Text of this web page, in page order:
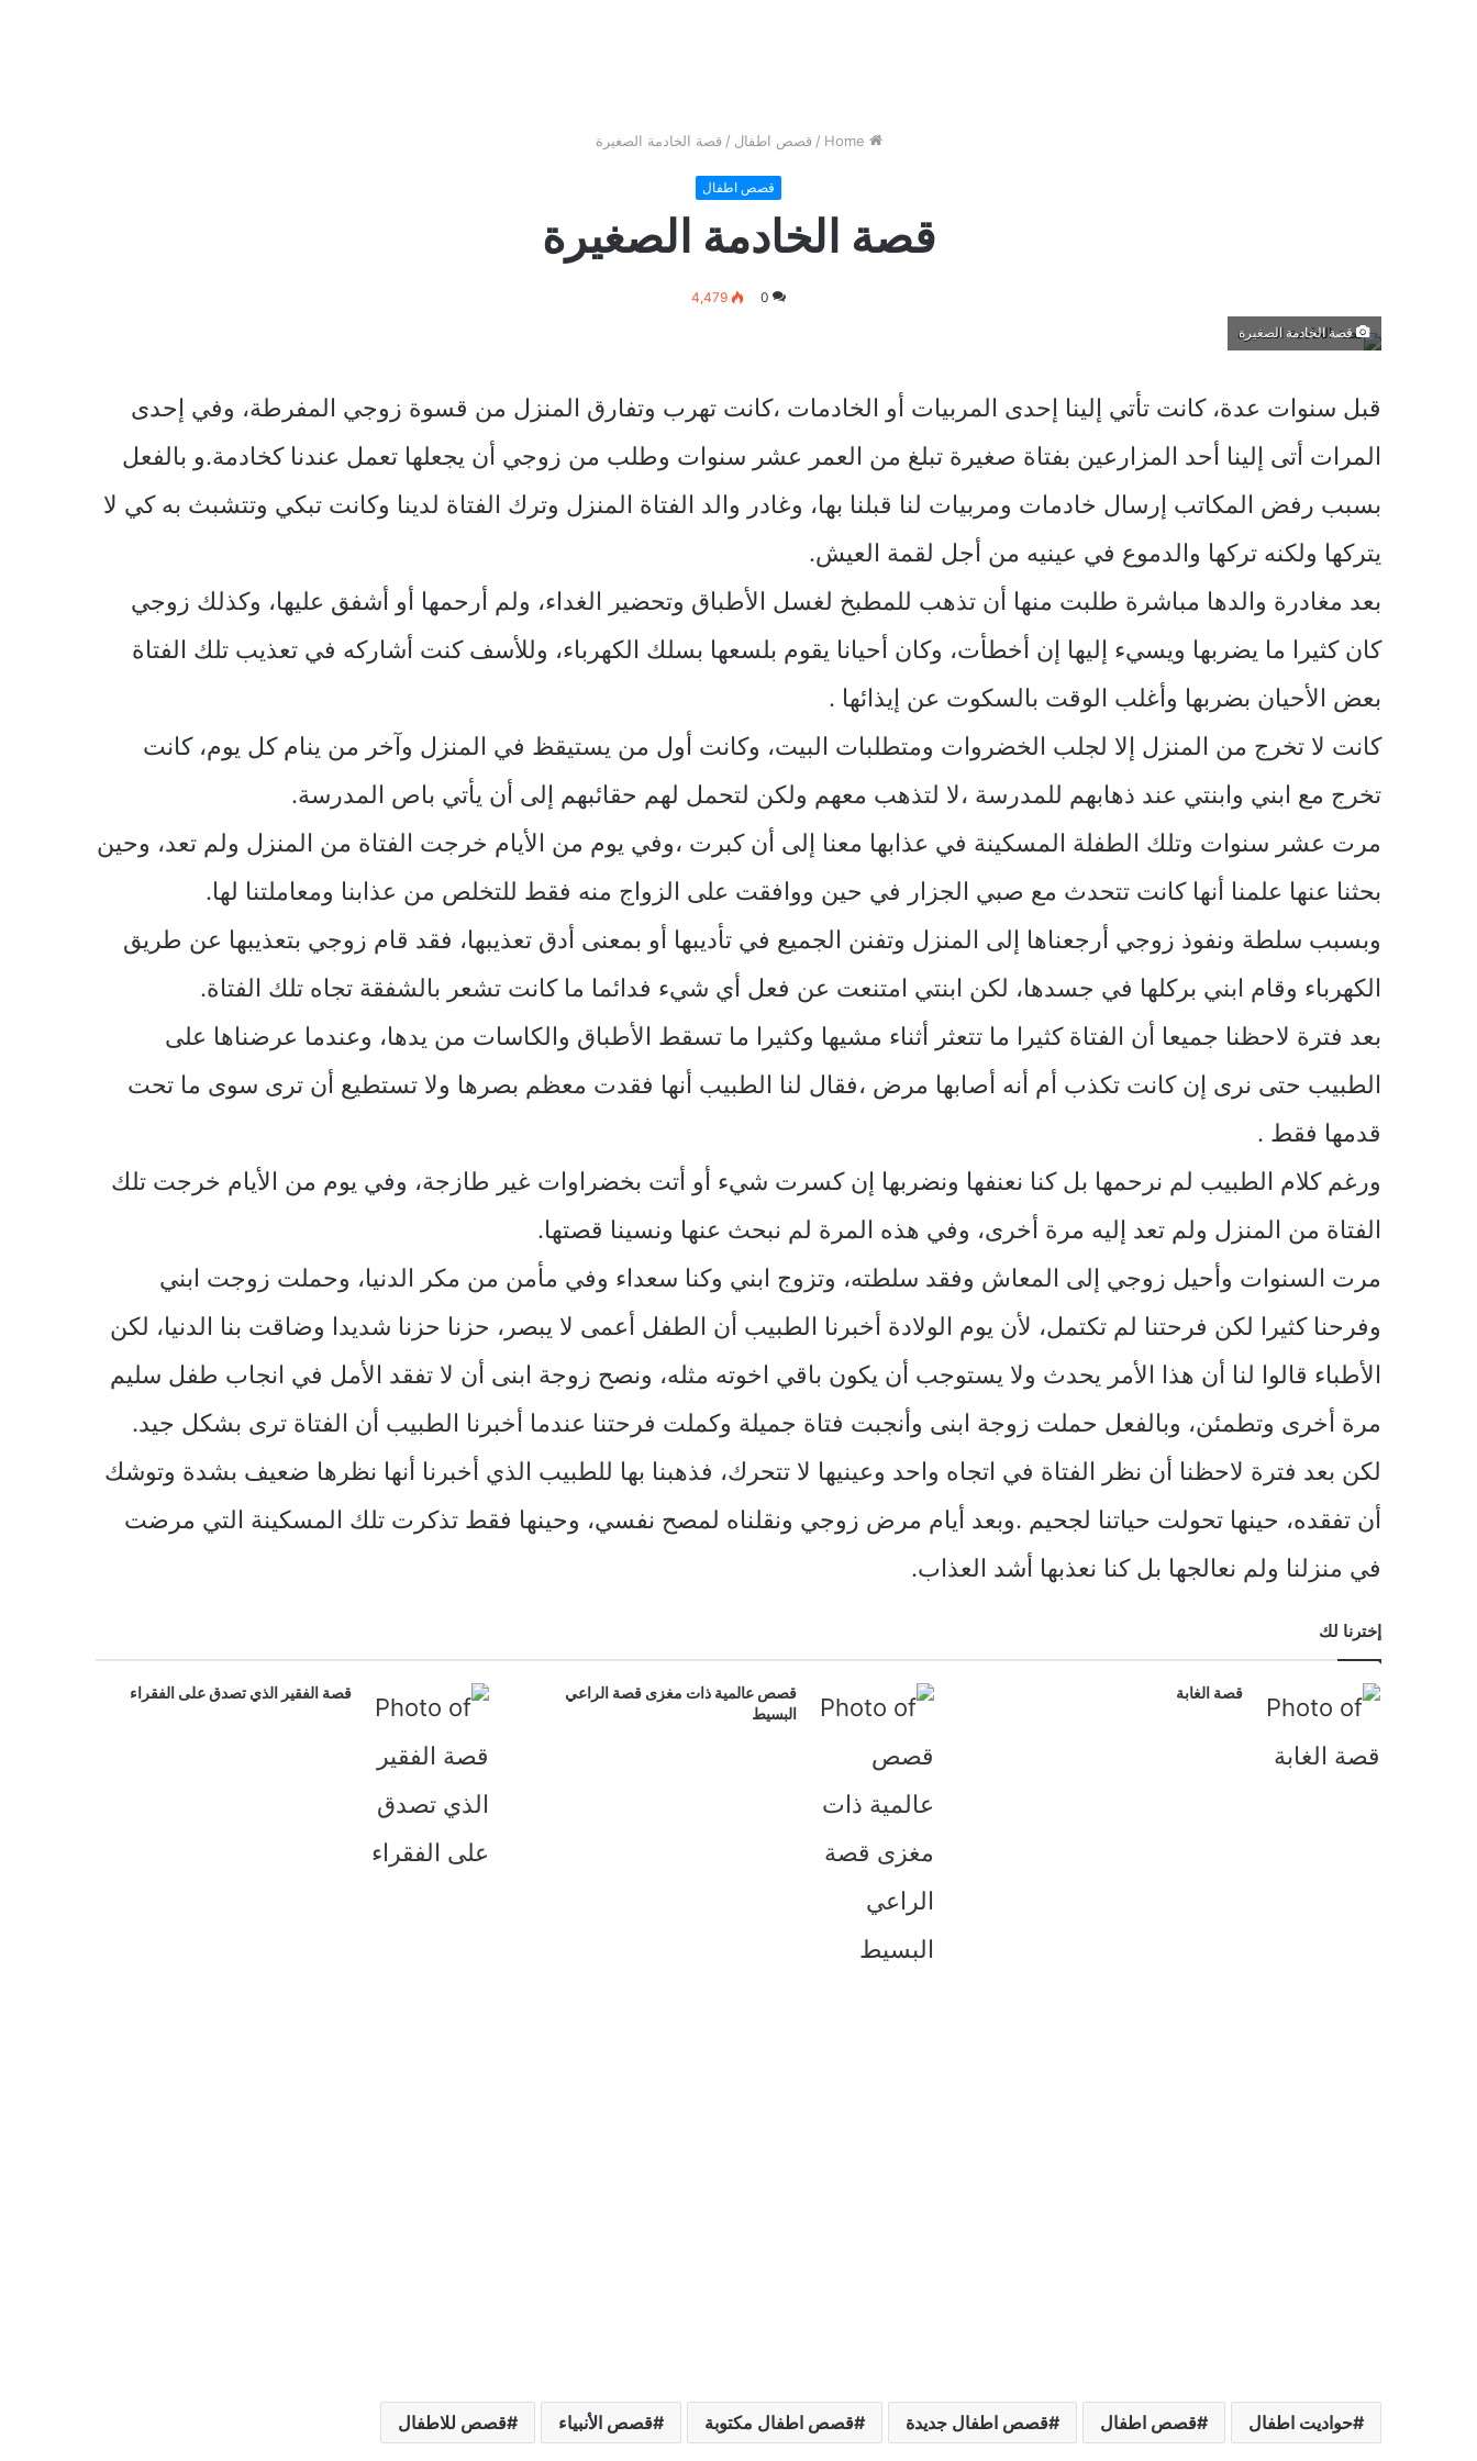
/ قصص اطفال / قصة الخادمة الصغيرة
قصص اطفال
قصة الخادمة الصغيرة
0
4,479
قصة الخادمة الصغيرة
قبل سنوات عدة، كانت تأتي إلينا إحدى المربيات أو الخادمات ،كانت تهرب وتفارق المنزل من قسوة زوجي المفرطة، وفي إحدى
المرات أتى إلينا أحد المزارعين بفتاة صغيرة تبلغ من العمر عشر سنوات وطلب من زوجي أن يجعلها تعمل عندنا كخادمة.و بالفعل
بسبب رفض المكاتب إرسال خادمات ومربيات لنا قبلنا بها، وغادر والد الفتاة المنزل وترك الفتاة لدينا وكانت تبكي وتتشبث به كي لا
يتركها ولكنه تركها والدموع في عينيه من أجل لقمة العيش.
بعد مغادرة والدها مباشرة طلبت منها أن تذهب للمطبخ لغسل الأطباق وتحضير الغداء، ولم أرحمها أو أشفق عليها، وكذلك زوجي
كان كثيرا ما يضربها ويسيء إليها إن أخطأت، وكان أحيانا يقوم بلسعها بسلك الكهرباء، وللأسف كنت أشاركه في تعذيب تلك الفتاة
بعض الأحيان بضربها وأغلب الوقت بالسكوت عن إيذائها .
كانت لا تخرج من المنزل إلا لجلب الخضروات ومتطلبات البيت، وكانت أول من يستيقظ في المنزل وآخر من ينام كل يوم، كانت
تخرج مع ابني وابنتي عند ذهابهم للمدرسة ،لا لتذهب معهم ولكن لتحمل لهم حقائبهم إلى أن يأتي باص المدرسة.
مرت عشر سنوات وتلك الطفلة المسكينة في عذابها معنا إلى أن كبرت ،وفي يوم من الأيام خرجت الفتاة من المنزل ولم تعد، وحين
بحثنا عنها علمنا أنها كانت تتحدث مع صبي الجزار في حين ووافقت على الزواج منه فقط للتخلص من عذابنا ومعاملتنا لها.
وبسبب سلطة ونفوذ زوجي أرجعناها إلى المنزل وتفنن الجميع في تأديبها أو بمعنى أدق تعذيبها، فقد قام زوجي بتعذيبها عن طريق
الكهرباء وقام ابني بركلها في جسدها، لكن ابنتي امتنعت عن فعل أي شيء فدائما ما كانت تشعر بالشفقة تجاه تلك الفتاة.
بعد فترة لاحظنا جميعا أن الفتاة كثيرا ما تتعثر أثناء مشيها وكثيرا ما تسقط الأطباق والكاسات من يدها، وعندما عرضناها على
الطبيب حتى نرى إن كانت تكذب أم أنه أصابها مرض ،فقال لنا الطبيب أنها فقدت معظم بصرها ولا تستطيع أن ترى سوى ما تحت
قدمها فقط .
ورغم كلام الطبيب لم نرحمها بل كنا نعنفها ونضربها إن كسرت شيء أو أتت بخضراوات غير طازجة، وفي يوم من الأيام خرجت تلك
الفتاة من المنزل ولم تعد إليه مرة أخرى، وفي هذه المرة لم نبحث عنها ونسينا قصتها.
مرت السنوات وأحيل زوجي إلى المعاش وفقد سلطته، وتزوج ابني وكنا سعداء وفي مأمن من مكر الدنيا، وحملت زوجت ابني
وفرحنا كثيرا لكن فرحتنا لم تكتمل، لأن يوم الولادة أخبرنا الطبيب أن الطفل أعمى لا يبصر، حزنا حزنا شديدا وضاقت بنا الدنيا، لكن
الأطباء قالوا لنا أن هذا الأمر يحدث ولا يستوجب أن يكون باقي اخوته مثله، ونصح زوجة ابنى أن لا تفقد الأمل في انجاب طفل سليم
مرة أخرى وتطمئن، وبالفعل حملت زوجة ابنى وأنجبت فتاة جميلة وكملت فرحتنا عندما أخبرنا الطبيب أن الفتاة ترى بشكل جيد.
لكن بعد فترة لاحظنا أن نظر الفتاة في اتجاه واحد وعينيها لا تتحرك، فذهبنا بها للطبيب الذي أخبرنا أنها نظرها ضعيف بشدة وتوشك
أن تفقده، حينها تحولت حياتنا لجحيم .وبعد أيام مرض زوجي ونقلناه لمصح نفسي، وحينها فقط تذكرت تلك المسكينة التي مرضت
في منزلنا ولم نعالجها بل كنا نعذبها أشد العذاب.
إخترنا لك
قصة الغابة
قصص عالمية ذات مغزى قصة الراعي
البسيط
قصة الفقير الذي تصدق على الفقراء
حواديت اطفال قصص اطفال قصص اطفال جديدة قصص اطفال مكتوبة قصص الأنبياء قصص للاطفال